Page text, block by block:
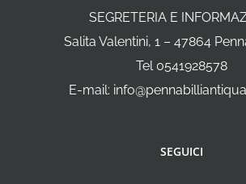
SEGRETERIA E
Salita Valentini, 1 – 47864
Tel 0541928578
E-mail:
SEGUICI